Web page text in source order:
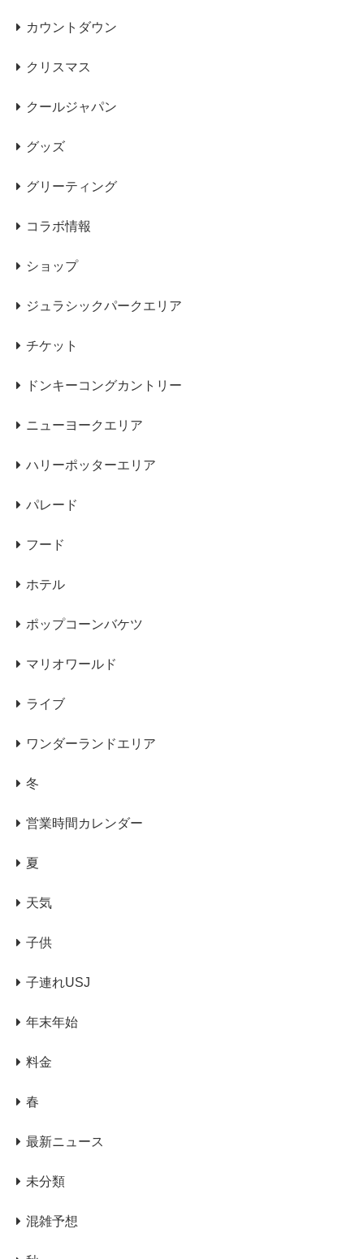
カウントダウン
クリスマス
クールジャパン
グッズ
グリーティング
コラボ情報
ショップ
ジュラシックパークエリア
チケット
ドンキーコングカントリー
ニューヨークエリア
ハリーポッターエリア
パレード
フード
ホテル
ポップコーンバケツ
マリオワールド
ライブ
ワンダーランドエリア
冬
営業時間カレンダー
夏
天気
子供
子連れUSJ
年末年始
料金
春
最新ニュース
未分類
混雑予想